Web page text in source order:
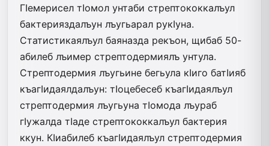
ГIемерисел тIомол унтаби стрептококкалъул
бактерияздалъун лъугьарал рукIуна.
Статистикаялъул баяназда рекъон, щибаб 50-
абилеб лъимер стрептодермиялъ унтула.
Стрептодермия лъугьине бегьула кIиго батIияб
къагIидаялдалъун: тIоцебесеб къагIидаялъул
стрепто­дермия лъугьуна тIомода лъураб
гIужалда тIаде стрептококка­лъул бактерия
ккун. КIиабилеб къагIидаялъул стрептодермия